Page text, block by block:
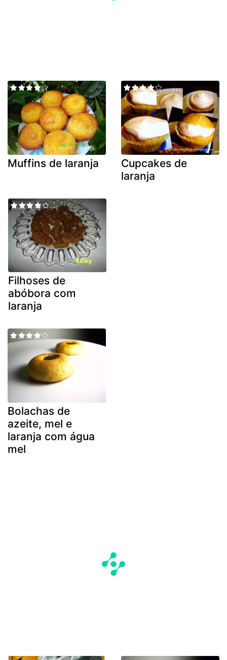
Muffins de laranja
Cupcakes de
laranja
Filhoses de
abóbora com
laranja
Bolachas de
azeite, mel e
laranja com água
mel